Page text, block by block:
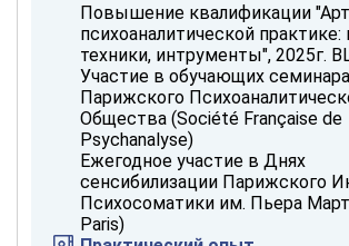
‌Повышение квалификации
психоаналитической
техники, интрументы", 2025г.
Участие в обучающих
Парижского
Общества (Société Française de
Psychanalyse)
Ежегодное участие в Днях
сенсибилизации Парижского
Психосоматики им. Пьера
Paris)